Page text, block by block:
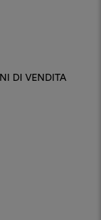
DI VENDITA